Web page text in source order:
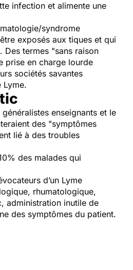
infection et alimente une
syndrome
exposés aux tiques et qui
Des termes "sans raison
prise en charge lourde
sociétés savantes
Lyme.
enseignants et le
des "symptômes
lié à des troubles
des malades qui
d’un Lyme
rhumatologique,
administration inutile de
des symptômes du patient.